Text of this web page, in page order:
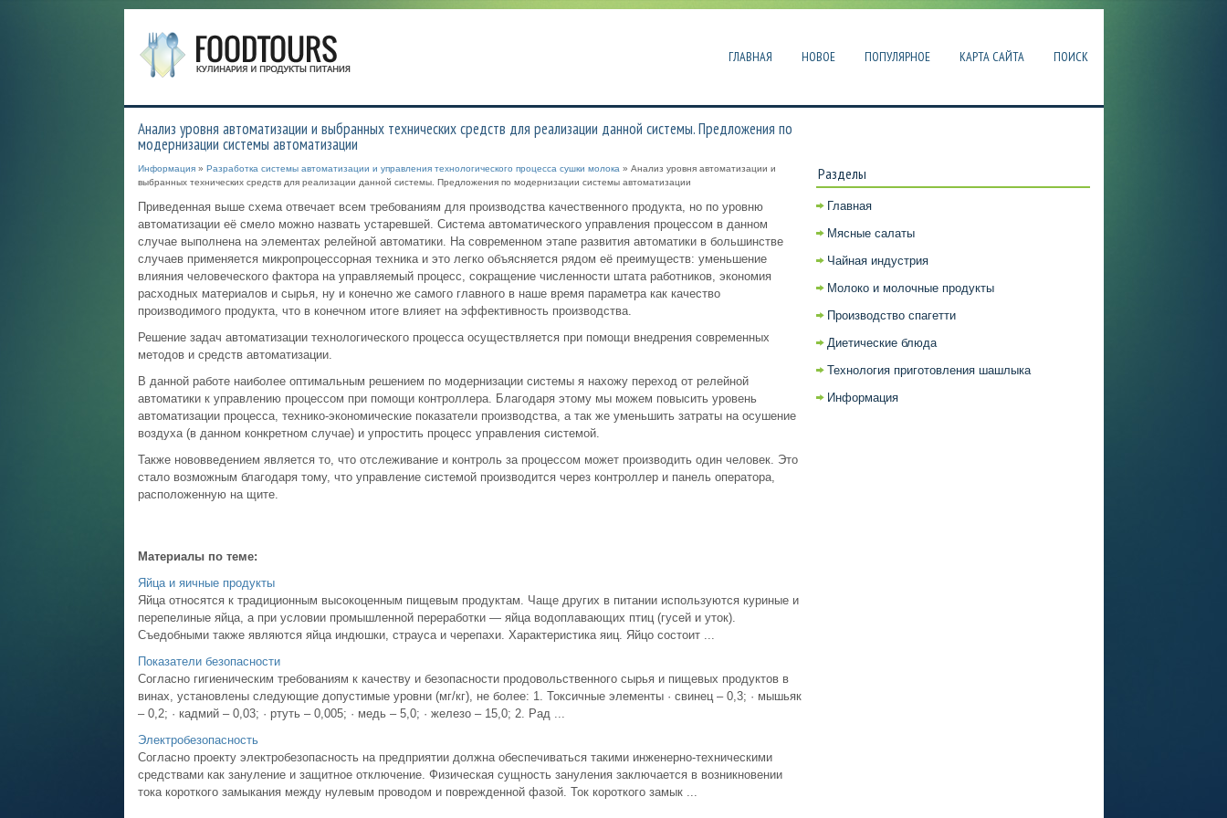
ГЛАВНАЯ НОВОЕ ПОПУЛЯРНОЕ КАРТА САЙТА ПОИСК
Анализ уровня автоматизации и выбранных технических средств для реализации данной системы. Предложения по
модернизации системы автоматизации
Информация» Разработка системы автоматизации и управления технологического процесса сушки молока » Анализ уровня автоматизации и
выбранных технических средств для реализации данной системы. Предложения по модернизации системы автоматизации
Приведенная выше схема отвечает всем требованиям для производства качественного продукта, но по уровню
автоматизации её смело можно назвать устаревшей. Система автоматического управления процессом в данном
случае выполнена на элементах релейной автоматики. На современном этапе развития автоматики в большинстве
случаев применяется микропроцессорная техника и это легко объясняется рядом её преимуществ: уменьшение
влияния человеческого фактора на управляемый процесс, сокращение численности штата работников, экономия
расходных материалов и сырья, ну и конечно же самого главного в наше время параметра как качество
производимого продукта, что в конечном итоге влияет на эффективность производства.
Решение задач автоматизации технологического процесса осуществляется при помощи внедрения современных
методов и средств автоматизации.
В данной работе наиболее оптимальным решением по модернизации системы я нахожу переход от релейной
автоматики к управлению процессом при помощи контроллера. Благодаря этому мы можем повысить уровень
автоматизации процесса, технико-экономические показатели производства, а так же уменьшить затраты на осушение
воздуха (в данном конкретном случае) и упростить процесс управления системой.
Также нововведением является то, что отслеживание и контроль за процессом может производить один человек. Это
стало возможным благодаря тому, что управление системой производится через контроллер и панель оператора,
расположенную на щите.
Материалы по теме:
Яйца и яичные продукты
Яйца относятся к традиционным высокоценным пищевым продуктам. Чаще других в питании используются куриные и
перепелиные яйца, а при условии промышленной переработки — яйца водоплавающих птиц (гусей и уток).
Съедобными также являются яйца индюшки, страуса и черепахи. Характеристика яиц. Яйцо состоит ...
Показатели безопасности
Согласно гигиеническим требованиям к качеству и безопасности продовольственного сырья и пищевых продуктов в
винах, установлены следующие допустимые уровни (мг/кг), не более: 1. Токсичные элементы · свинец – 0,3; · мышьяк
– 0,2; · кадмий – 0,03; · ртуть – 0,005; · медь – 5,0; · железо – 15,0; 2. Рад ...
Электробезопасность
Согласно проекту электробезопасность на предприятии должна обеспечиваться такими инженерно-техническими
средствами как зануление и защитное отключение. Физическая сущность зануления заключается в возникновении
тока короткого замыкания между нулевым проводом и поврежденной фазой. Ток короткого замык ...
Разделы
Главная
Мясные салаты
Чайная индустрия
Молоко и молочные продукты
Производство спагетти
Диетические блюда
Технология приготовления шашлыка
Информация